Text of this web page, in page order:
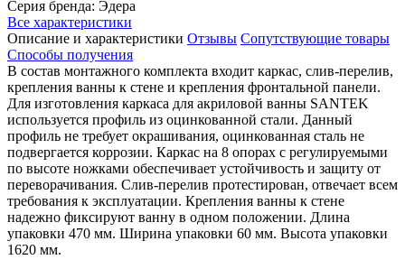
Серия бренда: Эдера
Все характеристики
Описание и характеристики Отзывы Сопутствующие товары
Способы получения
В состав монтажного комплекта входит каркас, слив-перелив,
крепления ванны к стене и крепления фронтальной панели.
Для изготовления каркаса для акриловой ванны SANTEK
используется профиль из оцинкованной стали. Данный
профиль не требует окрашивания, оцинкованная сталь не
подвергается коррозии. Каркас на 8 опорах с регулируемыми
по высоте ножками обеспечивает устойчивость и защиту от
переворачивания. Слив-перелив протестирован, отвечает всем
требования к эксплуатации. Крепления ванны к стене
надежно фиксируют ванну в одном положении. Длина
упаковки 470 мм. Ширина упаковки 60 мм. Высота упаковки
1620 мм.